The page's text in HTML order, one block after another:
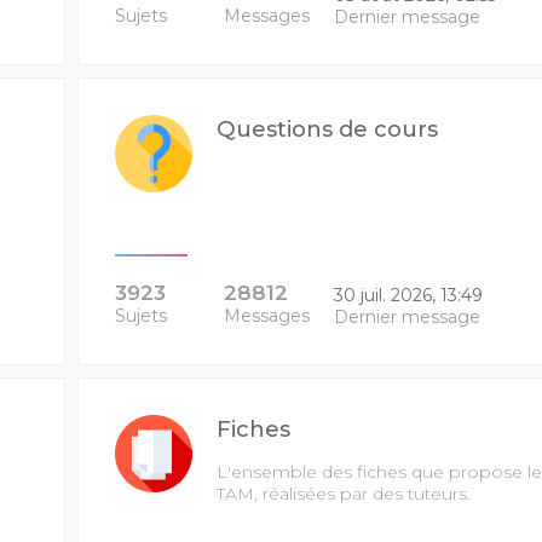
Sujets Messages
Dernier message
Questions de cours
3923
Sujets
28812
Messages
30 juil. 2026, 13:49
Dernier message
Fiches
L'ensemble des fiches que propose le
TAM, réalisées par des tuteurs.